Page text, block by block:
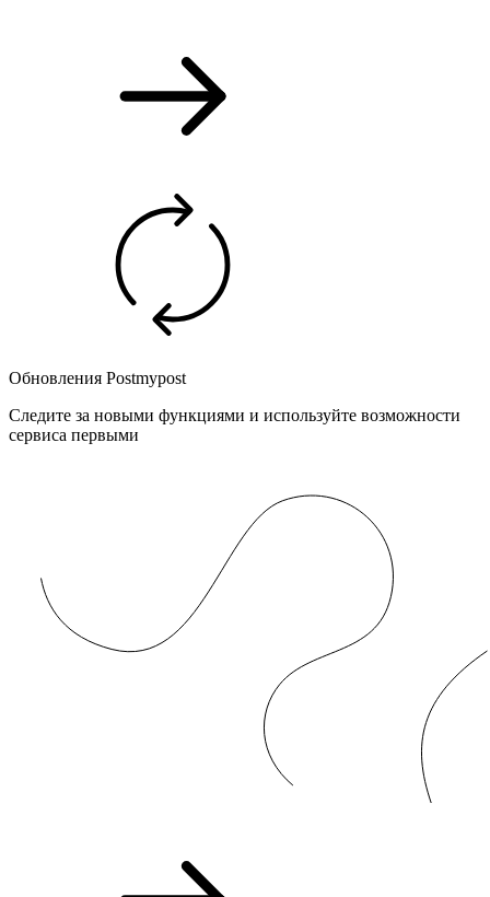
Обновления Postmypost
Следите за новыми функциями и используйте возможности
сервиса первыми